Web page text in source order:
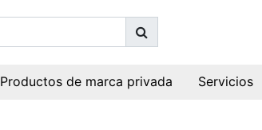
Productos de marca privada Servicios